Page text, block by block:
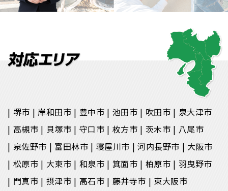
堺市 岸和田市 豊中市 池田市 吹田市
泉大津市
高槻市
貝塚市 守口市 枚方市 茨木市
八尾市
泉佐野市
富田林市 寝屋川市 河内長野市
大阪市
松原市
大東市 和泉市 箕面市 柏原市
羽曳野市
門真市
摂津市 高石市 藤井寺市
東大阪市